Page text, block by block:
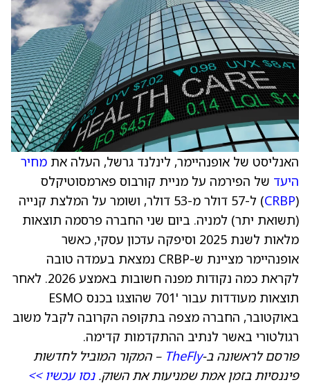
האנליסט של אופנהיימר, לינלנד גרשל, העלה את מחיר
היעד של הפירמה על מניית קורבוס פארמסוטיקלס
(
CRBP
) ל-57 דולר מ-53 דולר, ושומר על המלצת קנייה
(תשואת יתר) למניה. ביום שני החברה פרסמה תוצאות
מלאות לשנת 2025 וסיפקה עדכון עסקי, כאשר
אופנהיימר מציינת ש-CRBP נמצאת בעמדה טובה
לקראת כמה נקודות מפנה חשובות באמצע 2026. לאחר
תוצאות מעודדות עבור '701 שהוצגו בכנס ESMO
באוקטובר, החברה מצפה בתקופה הקרובה לקבל משוב
רגולטורי באשר לנתיב ההתקדמות קדימה.
פורסם לראשונה ב-TheFly – המקור המוביל לחדשות
פיננסיות בזמן אמת שמניעות את השוק.נסו עכשיו >>